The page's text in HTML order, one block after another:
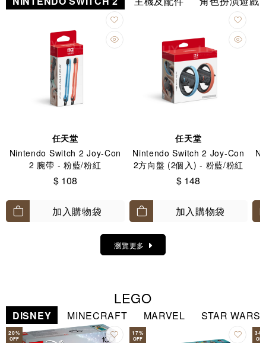
任天堂
Nintendo Switch 2 Joy-Con
2 腕帶 - 粉藍/粉紅
$ 108
加入購物袋
任天堂
Nintendo Switch 2 Joy-Con
2方向盤 (2個入) - 粉藍/粉紅
$ 148
加入購物袋
瀏覽更多
LEGO
DISNEY MINECRAFT MARVEL STAR WARS
20%
OFF
17%
OFF
34
OFF